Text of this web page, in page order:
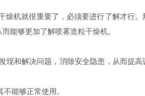
机就很重要了，必须要进行了解才行
而能够更加了解喷雾造粒干燥机。
现和解决问题，消除安全隐患，从而提高
不能够正常使用。